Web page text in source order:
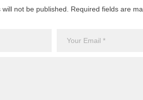
will not be published. Required fields are